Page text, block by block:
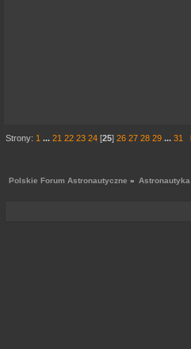
Strony:1 ...21 22 23 24 [25]26 27 28 29 ...31
Polskie Forum Astronautyczne » Astronautyka